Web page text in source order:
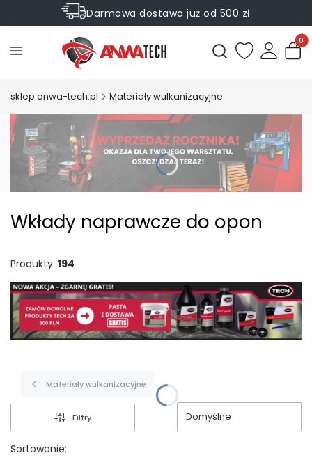
Darmowa dostawa już od 500 zł
Sprawdź Rabaty na wybrane produkty
Otwórz
sklep.anwa-tech.pl Materiały wulkanizacyjne
Wkłady naprawcze do opon
Produkty: 194
Materiały wulkanizacyjne
Filtry
Sortowanie:
Domyślne